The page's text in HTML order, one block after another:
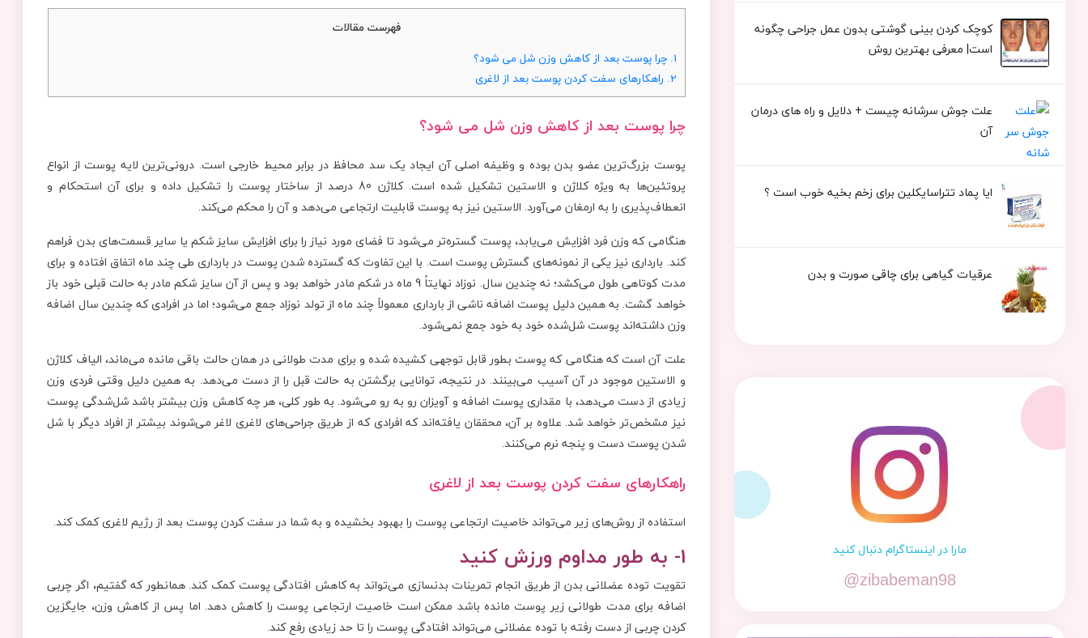
کوچک کردن بینی گوشتی بدون عمل جراحی چگونه
است| معرفی بهترین روش
علت جوش سرشانه چیست + دلایل و راه های درمان
آن
ایا پماد تتراسایکلین برای زخم بخیه خوب است ؟
عرقیات گیاهی برای چاقی صورت و بدن
مارا در اینستاگرام دنبال کنید
@zibabeman98
فهرست مقالات
1. چرا پوست بعد از کاهش وزن شل می شود؟
2. راهکارهای سفت کردن پوست بعد از لاغری
چرا پوست بعد از کاهش وزن شل می شود؟
پوست بزرگ‌ترین عضو بدن بوده و وظیفه اصلی آن ایجاد یک سد محافظ در برابر محیط خارجی است. درونی‌ترین لایه پوست از انواع
پروتئین‌ها به ویژه کلاژن و الاستین تشکیل شده است. کلاژن 80 درصد از ساختار پوست را تشکیل داده و برای آن استحکام و
انعطاف‌پذیری را به ارمغان می‌آورد. الاستین نیز به پوست قابلیت ارتجاعی می‌دهد و آن را محکم می‌کند.
هنگامی که وزن فرد افزایش می‌یابد، پوست گستره‌تر می‌شود تا فضای مورد نیاز را برای افزایش سایز شکم یا سایر قسمت‌های بدن فراهم
کند. بارداری نیز یکی از نمونه‌های گسترش پوست است. با این تفاوت که گسترده شدن پوست در بارداری طی چند ماه اتفاق افتاده و برای
مدت کوتاهی طول می‌کشد؛ نه چندین سال. نوزاد نهایتاً 9 ماه در شکم مادر خواهد بود و پس از آن سایز شکم مادر به حالت قبلی خود باز
خواهد گشت. به همین دلیل پوست اضافه ناشی از بارداری معمولاً چند ماه از تولد نوزاد جمع می‌شود؛ اما در افرادی که چندین سال اضافه
وزن داشته‌اند پوست شل‌شده خود به خود جمع نمی‌شود.
علت آن است که هنگامی که پوست بطور قابل توجهی کشیده شده و برای مدت طولانی در همان حالت باقی مانده می‌ماند، الیاف کلاژن
و الاستین موجود در آن آسیب می‎‌بینند. در نتیجه، توانایی برگشتن به حالت قبل را از دست می‌دهد. به همین دلیل وقتی فردی وزن
زیادی از دست می‌دهد، با مقداری پوست اضافه و آویزان رو به رو می‌شود. به طور کلی، هر چه کاهش وزن بیشتر باشد شل‌شدگی پوست
نیز مشخص‌تر خواهد شد. علاوه بر آن، محققان یافته‌اند که افرادی که از طریق جراحی‌های لاغری لاغر می‌شوند بیشتر از افراد دیگر با شل
شدن پوست دست و پنجه نرم می‌کنند.
راهکارهای سفت کردن پوست بعد از لاغری
استفاده از روش‌های زیر می‌تواند خاصیت ارتجاعی پوست را بهبود بخشیده و به شما در سفت کردن پوست بعد از رژیم لاغری کمک کند.
1- به طور مداوم ورزش کنید
تقویت توده عضلانی بدن از طریق انجام تمرینات بدنسازی می‌تواند به کاهش افتادگی پوست کمک کند. همانطور که گفتیم، اگر چربی
اضافه برای مدت طولانی زیر پوست مانده باشد ممکن است خاصیت ارتجاعی پوست را کاهش دهد. اما پس از کاهش وزن، جایگزین
کردن چربی از دست رفته با توده عضلانی می‌تواند افتادگی پوست را تا حد زیادی رفع کند.